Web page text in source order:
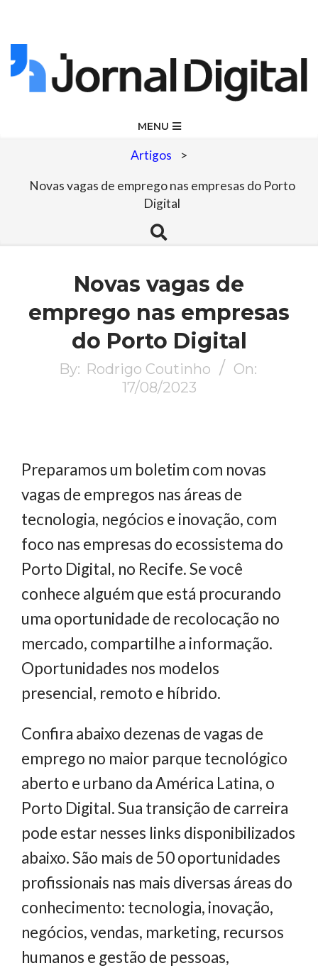
Skip
to
Jornal
Digital
MENU
Artigos >
Novas vagas de emprego nas empresas do Porto
Digital
Search
Novas vagas de
emprego nas empresas
do Porto Digital
By: Rodrigo Coutinho
On:
17/08/2023
Preparamos um boletim com novas
vagas de empregos nas áreas de
tecnologia, negócios e inovação, com
foco nas empresas do ecossistema do
Porto Digital, no Recife. Se você
conhece alguém que está procurando
uma oportunidade de recolocação no
mercado, compartilhe a informação.
Oportunidades nos modelos
presencial, remoto e híbrido.
Confira abaixo dezenas de vagas de
emprego no maior parque tecnológico
aberto e urbano da América Latina, o
Porto Digital. Sua transição de carreira
pode estar nesses links disponibilizados
abaixo. São mais de 50 oportunidades
profissionais nas mais diversas áreas do
conhecimento: tecnologia, inovação,
negócios, vendas, marketing, recursos
humanos e gestão de pessoas,